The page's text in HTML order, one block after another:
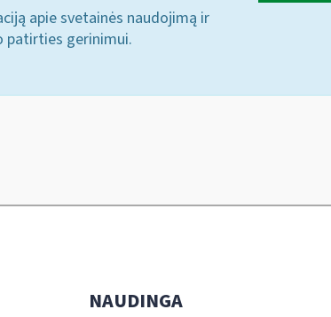
apie svetainės naudojimą ir
patirties gerinimui.
NAUDINGA